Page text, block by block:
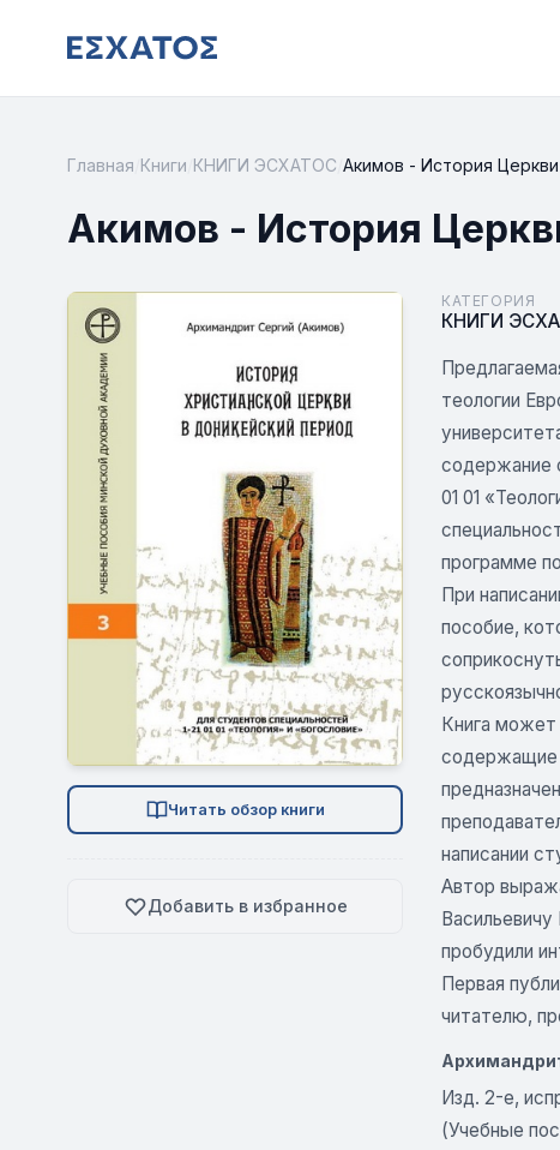
Главная Книги КНИГИ ЭСХАТОС Акимов - История
Акимов - История
Читать обзор книги
Добавить в избранное
КАТЕГОРИЯ
КНИГИ
теологии
содержание
01 01
программе
При
пособие,
Книга может
содержащие
написании
Автор
пробудили
Первая
читателю,
Изд. 2-е,
(Учебные